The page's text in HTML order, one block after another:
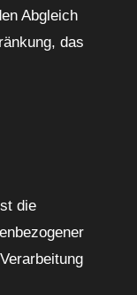
Abgleich
das
die